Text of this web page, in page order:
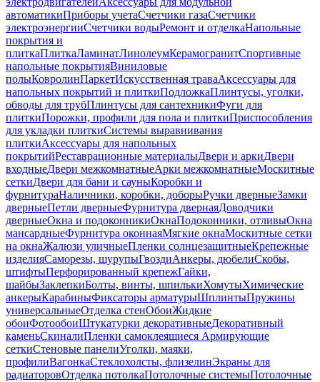
автоматикиПриборы учетаСчетчики газаСчетчики
электроэнергииСчетчики водыРемонт и отделкаНапольные
покрытия и
плиткаПлиткаЛаминатЛинолеумКерамогранитСпортивные
напольные покрытияВиниловые
полыКовролинПаркетИскусственная траваАксессуары для
напольных покрытий и плиткиПодложкаПлинтусы, уголки,
обводы для трубПлинтусы для сантехникиФуги для
плиткиПорожки, профили для пола и плиткиПриспособления
для укладки плиткиСистемы выравнивания
плиткиАксессуары для напольных
покрытийРеставрационные материалыДвери и аркиДвери
входныеДвери межкомнатныеАрки межкомнатныеМоскитные
сеткиДвери для бани и сауныКоробки и
фурнитураНаличники, коробки, доборыРучки дверныеЗамки
дверныеПетли дверныеФурнитура двернаяДоводчики
дверныеОкна и подоконникиОкнаПодоконники, отливыОкна
мансардныеФурнитура оконнаяМягкие окнаМоскитные сетки
на окнаЖалюзи уличныеПленки солнцезащитныеКрепежные
изделияСаморезы, шурупыГвоздиАнкеры, дюбелиСкобы,
штифтыПерфорированный крепежГайки,
шайбыЗаклепкиБолты, винты, шпилькиХомутыХимические
анкерыКарабиныФиксаторы арматурыШплинтыПружины
универсальныеОтделка стенОбоиЖидкие
обоиФотообоиШтукатурки декоративныеДекоративный
каменьСкиналиПленки самоклеящиеся Армирующие
сеткиСтеновые панелиУголки, маяки,
профилиВагонкаСтеклохолсты, флизелинЭкраны для
радиаторовОтделка потолкаПотолочные системыПотолочные